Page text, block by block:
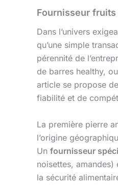
Fournisseur fruits
Dans l’univers
qu’une simple
pérennité de
de barres healthy,
article se propose
fiabilité et de
La première pierre
l’origine
Un fournisseur
noisettes,
la sécurité